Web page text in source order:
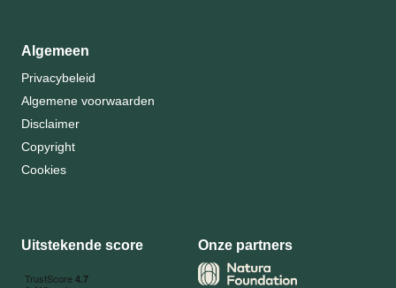
Algemeen
Privacybeleid
Algemene voorwaarden
Disclaimer
Copyright
Cookies
Uitstekende score Onze partners